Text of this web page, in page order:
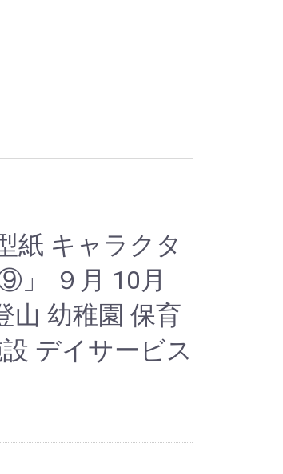
紙 キャラクタ
」 ９月 10月
山 幼稚園 保育
デイサービス